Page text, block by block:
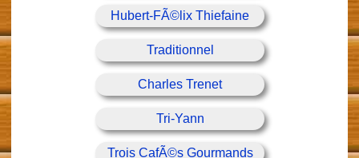
Hubert-FÃ©lix Thiefaine
Traditionnel
Charles Trenet
Tri-Yann
Trois CafÃ©s Gourmands